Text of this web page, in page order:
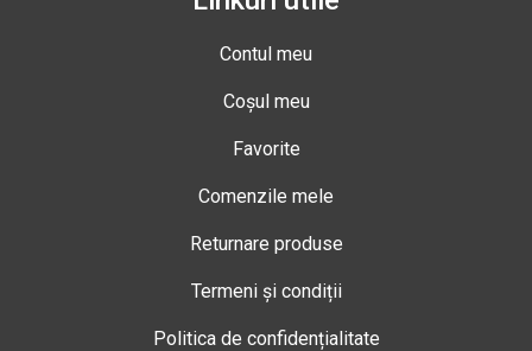
Contul meu
Coșul meu
Favorite
Comenzile mele
Returnare produse
Termeni și condiții
Politica de confidențialitate